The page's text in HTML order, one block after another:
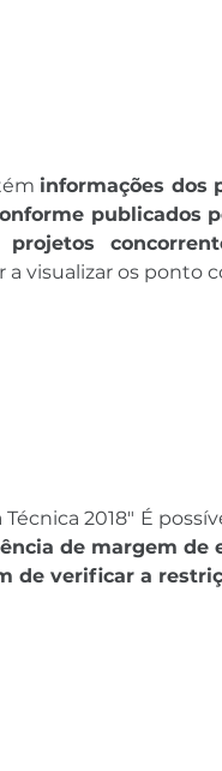
informações dos
publicados
visualizar os ponto
2018" É
de margem de
de verificar a